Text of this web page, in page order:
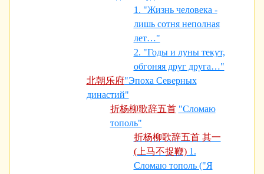
1. "Жизнь человека -
лишь сотня неполная
лет…"
2. "Годы и луны текут,
обгоняя друг друга…"
北朝乐府"Эпоха Северных
династий"
折杨柳歌辞五首 "Сломаю
тополь"
折杨柳歌辞五首 其一
(上马不捉鞭) 1.
Сломаю тополь ("Я